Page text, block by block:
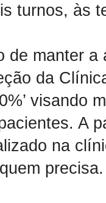
turnos, às
de manter
da
visando
A
na
precisa.